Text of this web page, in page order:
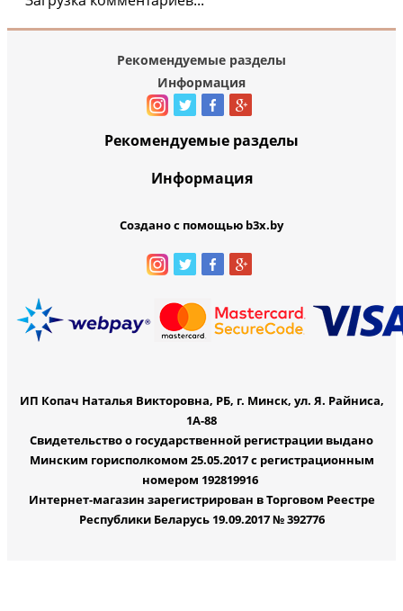
Рекомендуемые разделы
Информация
Рекомендуемые разделы
Информация
Создано с помощью b3x.by
ИП Копач Наталья Викторовна, РБ, г. Минск, ул. Я. Райниса,
1А-88
Свидетельство о государственной регистрации выдано
Минским горисполкомом 25.05.2017 с регистрационным
номером 192819916
Интернет-магазин зарегистрирован в Торговом Реестре
Республики Беларусь 19.09.2017 № 392776